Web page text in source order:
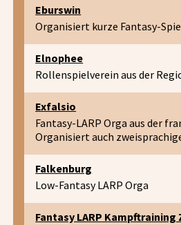
Eburswin
Organisiert kurze Fantasy-
Elnophee
Rollenspielverein aus der
Exfalsio
Fantasy-LARP Orga aus der
Organisiert auch
Falkenburg
Low-Fantasy LARP Orga
Fantasy LARP Kampftraining